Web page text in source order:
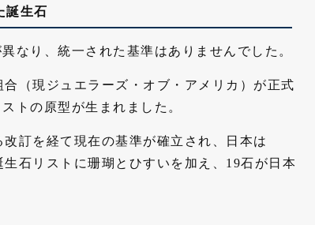
誕生石
なり、統一された基準はありませんでした。
（現ジュエラーズ・オブ・アメリカ）が正式
トの原型が生まれました。
訂を経て現在の基準が確立され、日本は
石リストに珊瑚とひすいを加え、19石が日本